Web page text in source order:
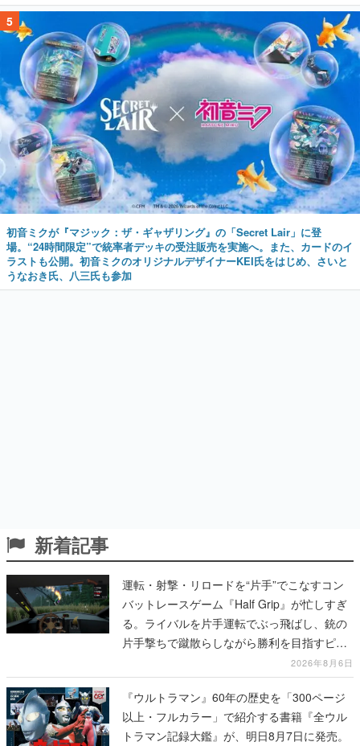
5
初音ミクが『マジック：ザ・ギャザリング』の「Secret Lair」に登
場。“24時間限定”で統率者デッキの受注販売を実施へ。また、カードのイ
ラストも公開。初音ミクのオリジナルデザイナーKEI氏をはじめ、さいと
うなおき氏、八三氏も参加
新着記事
運転・射撃・リロードを“片手”でこなすコン
バットレースゲーム『Half Grip』が忙しすぎ
る。ライバルを片手運転でぶっ飛ばし、銃の
片手撃ちで蹴散らしながら勝利を目指すピク
2026年8月6日
『ウルトラマン』60年の歴史を「300ページ
以上・フルカラー」で紹介する書籍『全ウル
トラマン記録大鑑』が、明日8月7日に発売。